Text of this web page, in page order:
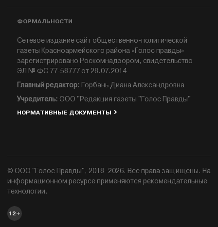
ФОРМАЛЬНОСТИ
Сетевое издание сайт общественно-политической
газеты Красноармейского района «Голос правды»
зарегистрировано Роскомнадзором, свидетельство
ЭЛ № ФС 77-58777 от 28.07.2014
Главный редактор: Горбань Диана Александровна
Учредитель: ООО "Редакция газеты "Голос Правды"
НОРМАТИВНЫЕ ДОКУМЕНТЫ
© ООО "Голос Правды", 2018–2026. Все права защищены. На
информационном ресурсе применяются рекомендательные
технологии.
12+